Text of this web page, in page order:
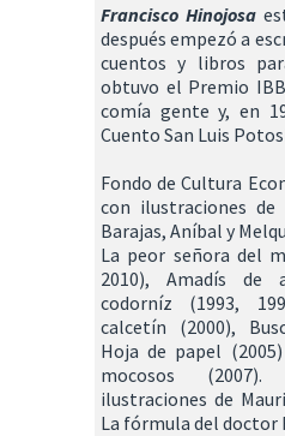
Francisco Hinojosa
después empezó a
cuentos y libros
obtuvo el Premio
comía gente y, en
Cuento San Luis
Fondo de Cultura
con ilustraciones
Barajas, Aníbal y
La peor señora del
2010), Amadís de
codorníz (1993,
calcetín (2000),
Hoja de papel
mocosos
ilustraciones de
La fórmula del doctor